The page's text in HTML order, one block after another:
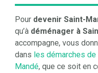
Pour devenir Saint-
qu’à déménager à
accompagne, vous
dans les démarches
Mandé, que ce soit en